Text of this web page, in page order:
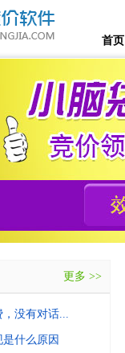
首页
更多 >>
没有对话...
什么原因